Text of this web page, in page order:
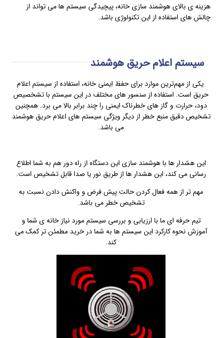
هزینه ی بالای هوشمند سازی خانه، پیچیدگی سیستم ها می تواند از
چالش های استفاده از این تکنولوژی باشد.
سیستم اعلام حریق هوشمند
یکی از مهم‌ترین موارد برای حفظ ایمنی خانه، استفاده از سیستم اعلام
حریق است. استفاده از سنسور های مختلف در این سیستم با تشخصیص
دود، حرارت و گاز های خطرناک ایمنی را چند برابر بالا می برد. همچنین
تشخیص دقیق منبع خطر از دیگر ویژگی سیستم های اعلام حریق هوشمند
می باشد.
این هشدار ها با هوشمند سازی این دستگاه از راه دور هم به شما اطلاع
رسانی می کند، این هشدار ها از طریق نور یا صدا قابل تشخیص است.
مهم تر از همه فعال کردن حالت پیش فرض و واکنش دادن نسبت به
تشخیص خطر می باشد.
تیم حرفه ای ما با ارزیابی و بررسی سیستم مورد نیاز خانه ی شما و
آموزش نحوه کارکرد این سیستم ها به شما در خرید مطمئن تر کمک می
کند.